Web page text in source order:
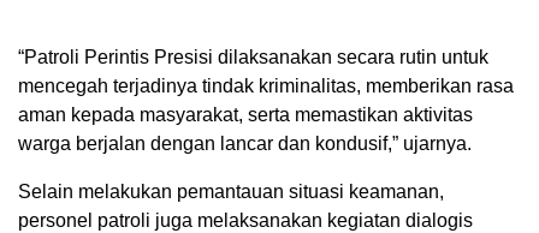
“Patroli Perintis Presisi dilaksanakan secara rutin untuk
mencegah terjadinya tindak kriminalitas, memberikan rasa
aman kepada masyarakat, serta memastikan aktivitas
warga berjalan dengan lancar dan kondusif,” ujarnya.
Selain melakukan pemantauan situasi keamanan,
personel patroli juga melaksanakan kegiatan dialogis